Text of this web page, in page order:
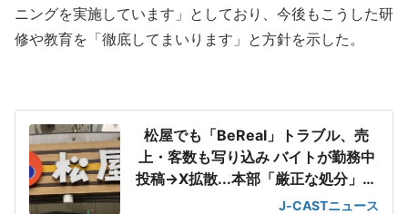
ニングを実施しています」としており、今後もこうした研
修や教育を「徹底してまいります」と方針を示した。
松屋でも「BeReal」トラブル、売
上・客数も写り込み バイトが勤務中
投稿→X拡散...本部「厳正な処分」方
J-CASTニュース